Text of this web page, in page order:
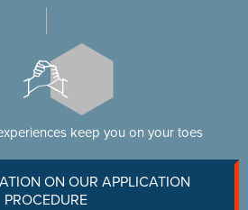
keep you on your toes
ON OUR APPLICATION
PROCEDURE